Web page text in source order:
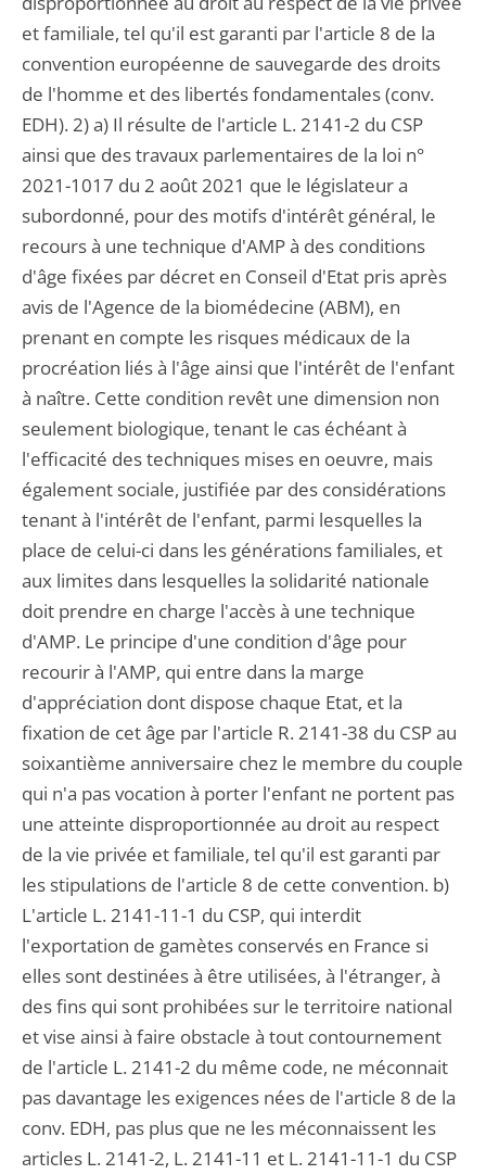
et familiale, tel qu'il est garanti par l'article 8 de la
convention européenne de sauvegarde des droits
de l'homme et des libertés fondamentales (conv.
EDH). 2) a) Il résulte de l'article L. 2141-2 du CSP
ainsi que des travaux parlementaires de la loi n°
2021-1017 du 2 août 2021 que le législateur a
subordonné, pour des motifs d'intérêt général, le
recours à une technique d'AMP à des conditions
d'âge fixées par décret en Conseil d'Etat pris après
avis de l'Agence de la biomédecine (ABM), en
prenant en compte les risques médicaux de la
procréation liés à l'âge ainsi que l'intérêt de l'enfant
à naître. Cette condition revêt une dimension non
seulement biologique, tenant le cas échéant à
l'efficacité des techniques mises en oeuvre, mais
également sociale, justifiée par des considérations
tenant à l'intérêt de l'enfant, parmi lesquelles la
place de celui-ci dans les générations familiales, et
aux limites dans lesquelles la solidarité nationale
doit prendre en charge l'accès à une technique
d'AMP. Le principe d'une condition d'âge pour
recourir à l'AMP, qui entre dans la marge
d'appréciation dont dispose chaque Etat, et la
fixation de cet âge par l'article R. 2141-38 du CSP au
soixantième anniversaire chez le membre du couple
qui n'a pas vocation à porter l'enfant ne portent pas
une atteinte disproportionnée au droit au respect
de la vie privée et familiale, tel qu'il est garanti par
les stipulations de l'article 8 de cette convention. b)
L'article L. 2141-11-1 du CSP, qui interdit
l'exportation de gamètes conservés en France si
elles sont destinées à être utilisées, à l'étranger, à
des fins qui sont prohibées sur le territoire national
et vise ainsi à faire obstacle à tout contournement
de l'article L. 2141-2 du même code, ne méconnait
pas davantage les exigences nées de l'article 8 de la
conv. EDH, pas plus que ne les méconnaissent les
articles L. 2141-2, L. 2141-11 et L. 2141-11-1 du CSP